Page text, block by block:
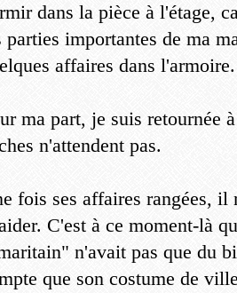
dans la pièce à l'étage,
parties importantes de ma
affaires dans l'armoire.
ma part, je suis retournée
n'attendent pas.
fois ses affaires rangées,
C'est à ce moment-là
n'avait pas que du
que son costume de